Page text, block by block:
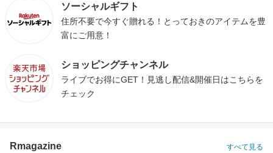
ソーシャルギフト
住所不要で今すぐ贈れる！とっておきのアイテムを豊
富にご用意！
ショッピングチャンネル
ライブでお得にGET！見逃し配信&開催日はこちらを
チェック
Rmagazine すべて見る